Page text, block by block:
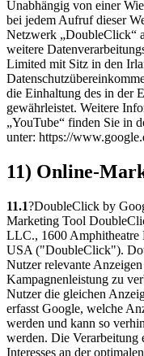
Unabhängig von einer
bei jedem Aufruf dieser
Netzwerk „DoubleClick“
weitere
Limited mit Sitz in den
die Einhaltung des in der
gewährleistet. Weitere
„YouTube“ finden Sie in
unter: https://
11) Online-
11.1?DoubleClick by
Marketing Tool
LLC., 1600 Amphitheatre
USA ("DoubleClick").
Nutzer relevante
Kampagnenleistung zu
Nutzer die gleichen
erfasst Google, welche
werden und kann so
werden. Die Verarbeitung
Interesses an der